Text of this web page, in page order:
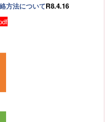
方法についてR8.4.16